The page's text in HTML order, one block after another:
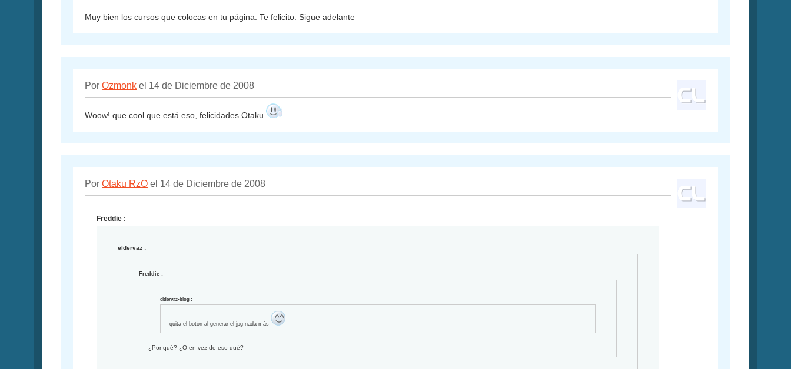
Muy bien los cursos que colocas en tu página. Te felicito. Sigue adelante
Por Ozmonk el 14 de Diciembre de 2008
Woow! que cool que está eso, felicidades Otaku
Por Otaku RzO el 14 de Diciembre de 2008
Freddie :
eldervaz :
Freddie :
eldervaz-blog :
quita el botón al generar el jpg nada más
¿Por qué? ¿O en vez de eso qué?